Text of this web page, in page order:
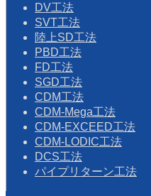
DV工法
SVT工法
陸上SD工法
PBD工法
FD工法
SGD工法
CDM工法
CDM-Mega工法
CDM-EXCEED工法
CDM-LODIC工法
DCS工法
パイプリターン工法